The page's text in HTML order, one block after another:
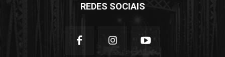
REDES SOCIAIS